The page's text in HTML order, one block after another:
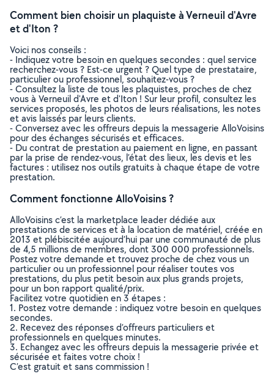
Comment bien choisir un plaquiste à Verneuil d'Avre
et d'Iton ?
Voici nos conseils :
- Indiquez votre besoin en quelques secondes : quel service
recherchez-vous ? Est-ce urgent ? Quel type de prestataire,
particulier ou professionnel, souhaitez-vous ?
- Consultez la liste de tous les plaquistes, proches de chez
vous à Verneuil d'Avre et d'Iton ! Sur leur profil, consultez les
services proposés, les photos de leurs réalisations, les notes
et avis laissés par leurs clients.
- Conversez avec les offreurs depuis la messagerie AlloVoisins
pour des échanges sécurisés et efficaces.
- Du contrat de prestation au paiement en ligne, en passant
par la prise de rendez-vous, l’état des lieux, les devis et les
factures : utilisez nos outils gratuits à chaque étape de votre
prestation.
Comment fonctionne AlloVoisins ?
AlloVoisins c’est la marketplace leader dédiée aux
prestations de services et à la location de matériel, créée en
2013 et plébiscitée aujourd’hui par une communauté de plus
de 4,5 millions de membres, dont 300 000 professionnels.
Postez votre demande et trouvez proche de chez vous un
particulier ou un professionnel pour réaliser toutes vos
prestations, du plus petit besoin aux plus grands projets,
pour un bon rapport qualité/prix.
Facilitez votre quotidien en 3 étapes :
1. Postez votre demande : indiquez votre besoin en quelques
secondes.
2. Recevez des réponses d’offreurs particuliers et
professionnels en quelques minutes.
3. Echangez avec les offreurs depuis la messagerie privée et
sécurisée et faites votre choix !
C’est gratuit et sans commission !